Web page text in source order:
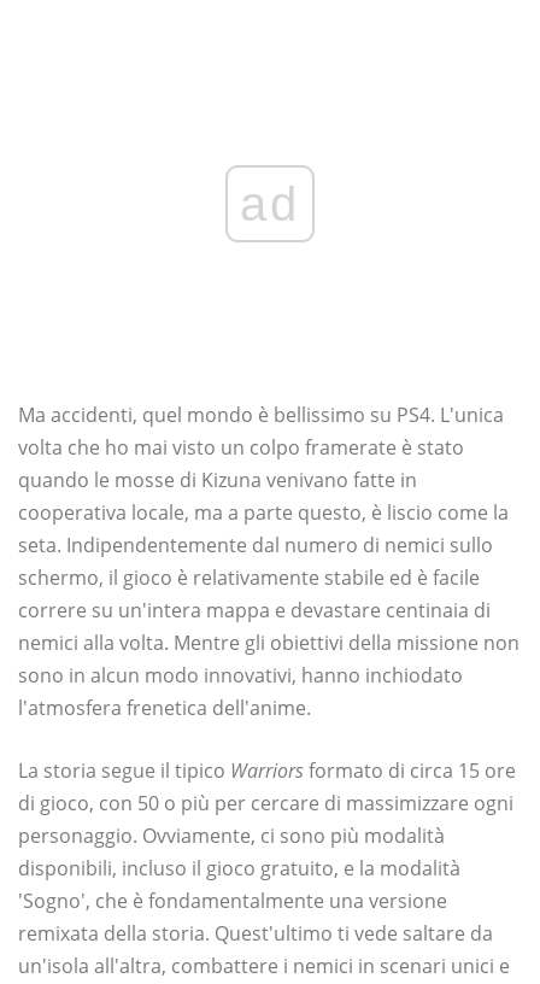
ad
Ma accidenti, quel mondo è bellissimo su PS4. L'unica
volta che ho mai visto un colpo framerate è stato
quando le mosse di Kizuna venivano fatte in
cooperativa locale, ma a parte questo, è liscio come la
seta. Indipendentemente dal numero di nemici sullo
schermo, il gioco è relativamente stabile ed è facile
correre su un'intera mappa e devastare centinaia di
nemici alla volta. Mentre gli obiettivi della missione non
sono in alcun modo innovativi, hanno inchiodato
l'atmosfera frenetica dell'anime.
La storia segue il tipico Warriorsformato di circa 15 ore
di gioco, con 50 o più per cercare di massimizzare ogni
personaggio. Ovviamente, ci sono più modalità
disponibili, incluso il gioco gratuito, e la modalità
'Sogno', che è fondamentalmente una versione
remixata della storia. Quest'ultimo ti vede saltare da
un'isola all'altra, combattere i nemici in scenari unici e